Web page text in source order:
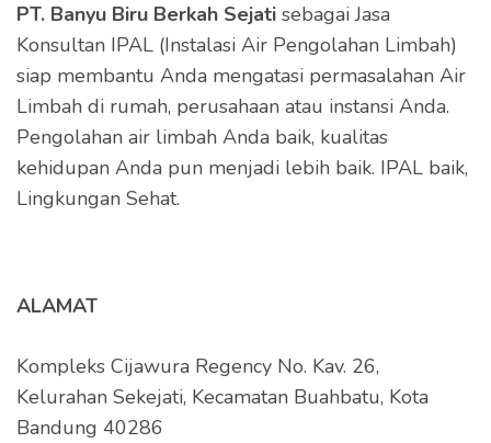
PT. Banyu Biru Berkah Sejati sebagai Jasa
Konsultan IPAL (Instalasi Air Pengolahan Limbah)
siap membantu Anda mengatasi permasalahan Air
Limbah di rumah, perusahaan atau instansi Anda.
Pengolahan air limbah Anda baik, kualitas
kehidupan Anda pun menjadi lebih baik. IPAL baik,
Lingkungan Sehat.
ALAMAT
Kompleks Cijawura Regency No. Kav. 26,
Kelurahan Sekejati, Kecamatan Buahbatu, Kota
Bandung 40286